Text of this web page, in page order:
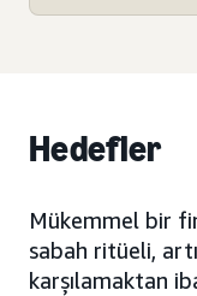
Hedefler
Mükemmel bir
sabah ritüeli,
karşılamaktan